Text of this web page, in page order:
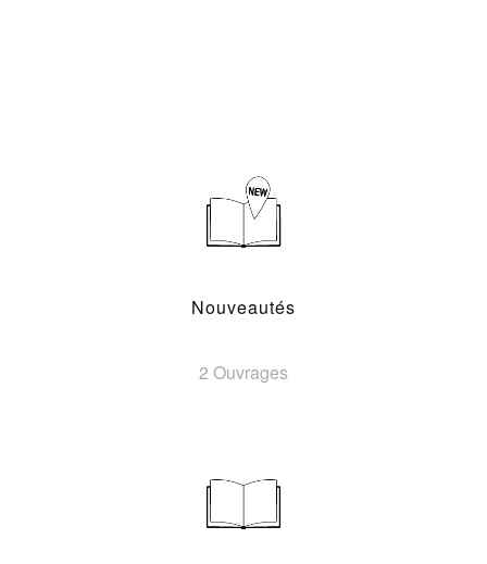
Nouveautés
2 Ouvrages